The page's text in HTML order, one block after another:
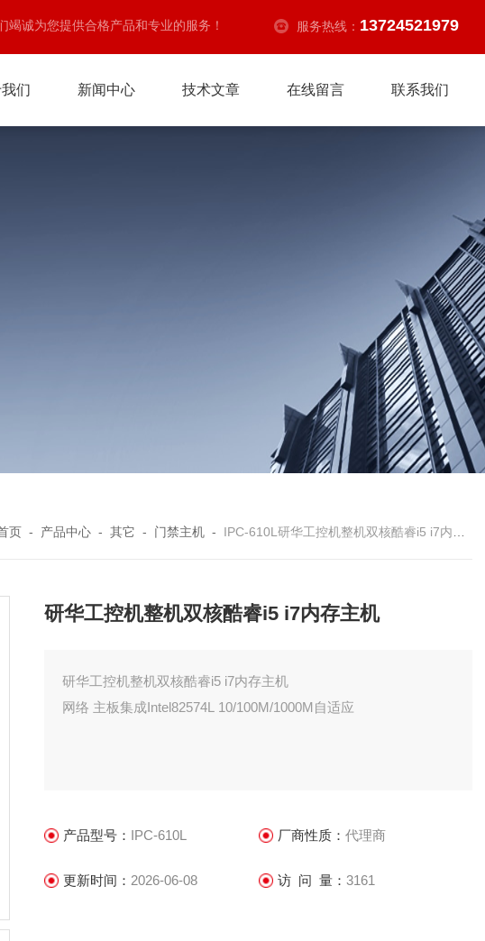
诚为您提供合格产品和专业的服务！ 服务热线： 13724521979
们 新闻中心 技术文章 在线留言 联系我们
页 - 产品中心 -其它 - 门禁主机 - IPC-610L研华工控机整机双核酷睿i5 i7内存主机
研华工控机整机双核酷睿i5 i7内存主机
研华工控机整机双核酷睿i5 i7内存主机
网络 主板集成Intel82574L 10/100M/1000M自适应
产品型号： IPC-610L 厂商性质： 代理商
更新时间： 2026-06-08 访 问 量： 3161